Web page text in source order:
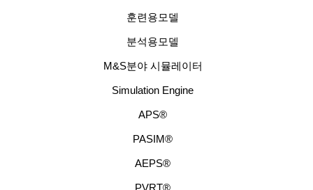
훈련용모델
분석용모델
M&S분야 시뮬레이터
Simulation Engine
APS®
PASIM®
AEPS®
PVRT®